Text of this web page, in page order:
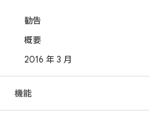
勧告
概要
2016 年 3 月
機能